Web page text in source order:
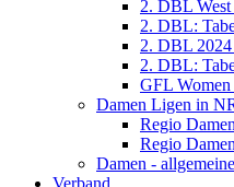
2. DBL West
2. DBL:
2. DBL 2024
2. DBL:
GFL
Damen Ligen in
Regio
Regio
Damen -